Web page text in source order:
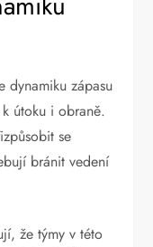
dynamiku zápasu
útoku i obraně.
se
bránit vedení
že týmy v této